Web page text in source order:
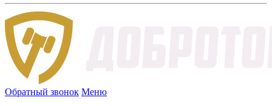
Обратный звонок Меню